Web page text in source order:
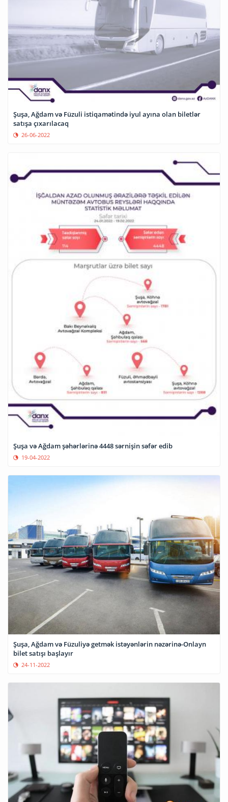
Şuşa, Ağdam və Füzuli istiqamətində iyul ayına olan biletlər
satışa çıxarılacaq
26-06-2022
Şuşa və Ağdam şəhərlərinə 4448 sərnişin səfər edib
19-04-2022
Şuşa, Ağdam və Füzuliyə getmək istəyənlərin nəzərinə-Onlayn
bilet satışı başlayır
24-11-2022